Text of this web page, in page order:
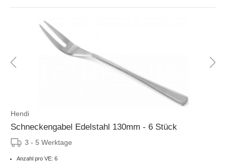
Hendi
Schneckengabel Edelstahl 130mm - 6 Stück
3 - 5 Werktage
Anzahl pro VE: 6